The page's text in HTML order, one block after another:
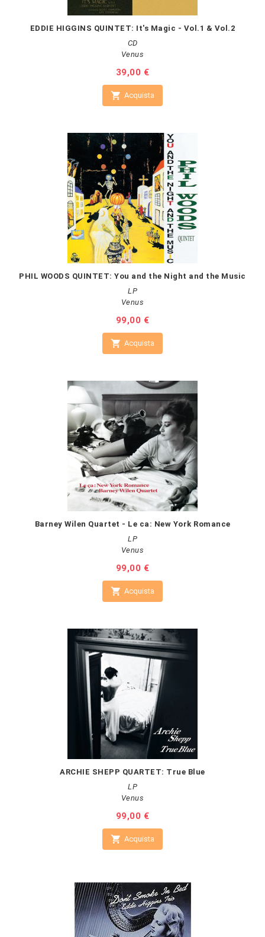
EDDIE HIGGINS QUINTET: It's Magic - Vol.1 & Vol.2
CD
Venus
Prezzo
39,00 €
 Acquista
PHIL WOODS QUINTET: You and the Night and the Music
LP
Venus
Prezzo
99,00 €
 Acquista
Barney Wilen Quartet - Le ca: New York Romance
LP
Venus
Prezzo
99,00 €
 Acquista
ARCHIE SHEPP QUARTET: True Blue
LP
Venus
Prezzo
99,00 €
 Acquista